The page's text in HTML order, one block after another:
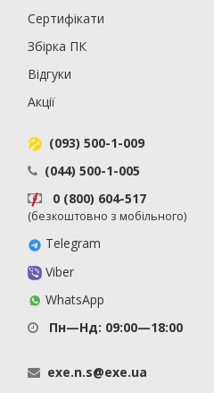
Сертифікати
Збірка ПК
Відгуки
Акції
(093) 500-1-009
(044) 500-1-005
0 (800) 604-517
(безкоштовно з мобільного)
Telegram
Viber
WhatsApp
Пн—Нд: 09:00—18:00
exe.n.s@exe.ua